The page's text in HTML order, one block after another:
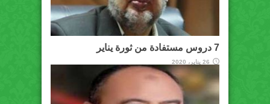
7 دروس مستفادة من ثورة يناير
26 يناير، 2020